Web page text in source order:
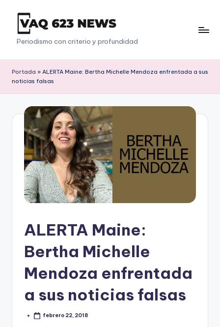
Saltar
contenido
V
a
q
6
Periodismo con criterio y profundidad
Portada » ALERTA Maine: Bertha Michelle Mendoza enfrentada a sus
noticias falsas
ALERTA Maine:
Bertha Michelle
Mendoza enfrentada
a sus noticias falsas
febrero 22, 2018